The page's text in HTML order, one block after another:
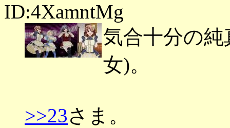
ID:4XamntMg
気合十分の
女)。
>>23さま。